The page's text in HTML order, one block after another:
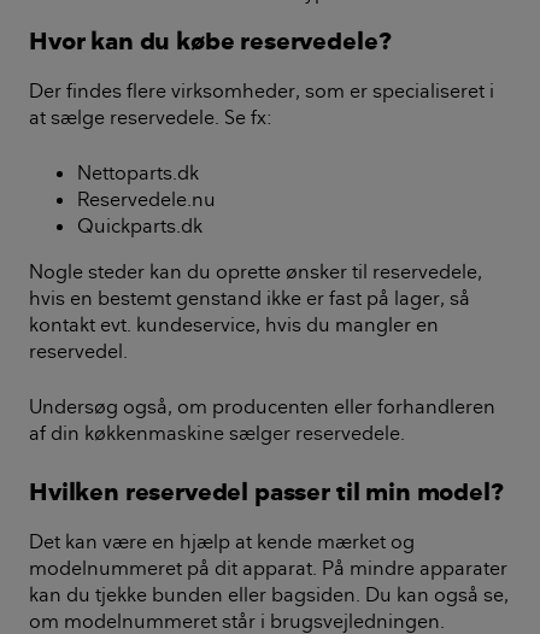
Hvor kan du købe reservedele?
Der findes flere virksomheder, som er specialiseret i
at sælge reservedele . Se fx:
Nettoparts.dk
Reservedele.nu
Quickparts.dk
Nogle steder kan du oprette ønsker til reservedele,
hvis en bestemt genstand ikke er fast på lager, så
kontakt evt. kundeservice, hvis du mangler en
reservedel.
Undersøg også, om producenten eller forhandleren
af din køkkenmaskine sælger reservedele.
Hvilken reservedel passer til min model?
Det kan være en hjælp at kende mærket og
modelnummeret på dit apparat. På mindre apparater
kan du tjekke bunden eller bagsiden. Du kan også se,
om modelnummeret står i brugsvejledningen.